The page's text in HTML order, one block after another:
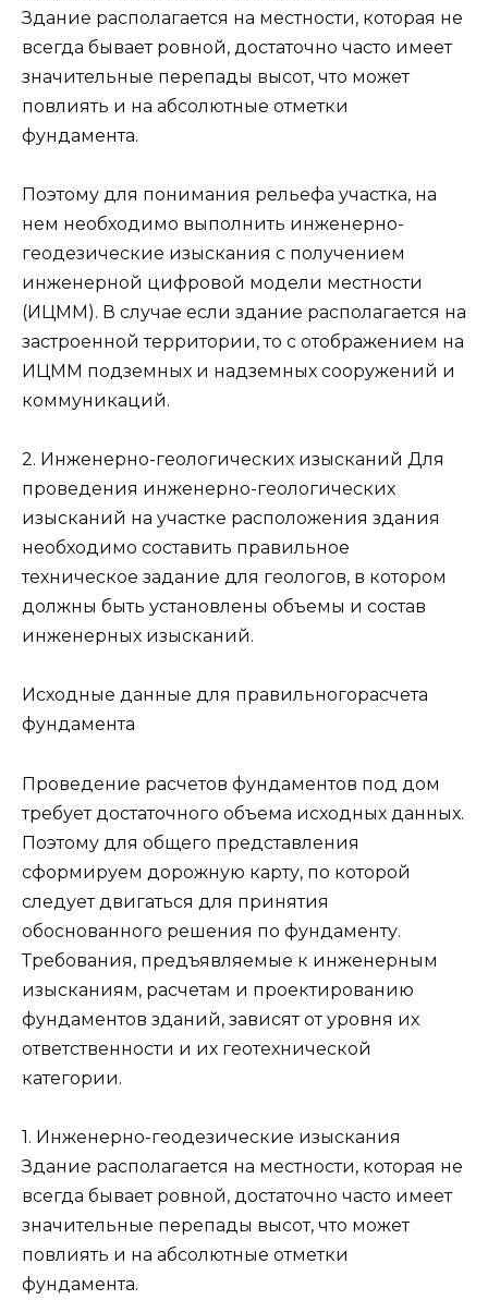
Здание располагается на местности, которая не
всегда бывает ровной, достаточно часто имеет
значительные перепады высот, что может
повлиять и на абсолютные отметки
фундамента.
Поэтому для понимания рельефа участка, на
нем необходимо выполнить инженерно-
геодезические изыскания с получением
инженерной цифровой модели местности
(ИЦММ). В случае если здание располагается на
застроенной территории, то с отображением на
ИЦММ подземных и надземных сооружений и
коммуникаций.
2. Инженерно-геологических изысканий Для
проведения инженерно-геологических
изысканий на участке расположения здания
необходимо составить правильное
техническое задание для геологов, в котором
должны быть установлены объемы и состав
инженерных изысканий.
Исходные данные для правильногорасчета
фундамента
Проведение расчетов фундаментов под дом
требует достаточного объема исходных данных.
Поэтому для общего представления
сформируем дорожную карту, по которой
следует двигаться для принятия
обоснованного решения по фундаменту.
Требования, предъявляемые к инженерным
изысканиям, расчетам и проектированию
фундаментов зданий, зависят от уровня их
ответственности и их геотехнической
категории.
1. Инженерно-геодезические изыскания
Здание располагается на местности, которая не
всегда бывает ровной, достаточно часто имеет
значительные перепады высот, что может
повлиять и на абсолютные отметки
фундамента.